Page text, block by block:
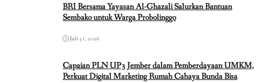
BRI Bersama Yayasan Al-Ghazali Salurkan Bantuan
Sembako untuk Warga Probolinggo
Juli 31, 2026
Capaian PLN UP3 Jember dalam Pemberdayaan UMKM,
Perkuat Digital Marketing Rumah Cahaya Bunda Bisa